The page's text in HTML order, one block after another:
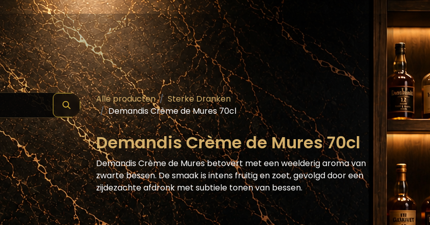
Schilde ( Wines & Spirits ) Masterclass Assortiment Blog Horecaplatform
Alle producten
Sterke Dranken
Demandis Crème de Mures 70cl
Demandis Crème de Mures 70cl
Demandis Crème de Mures betovert met een weelderig aroma van
zwarte bessen. De smaak is intens fruitig en zoet, gevolgd door een
zijdezachte afdronk met subtiele tonen van bessen.